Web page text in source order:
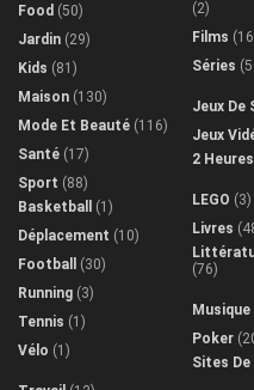
Food (50)
Jardin (29)
Kids (81)
Maison (130)
Mode Et Beauté (116)
Santé (17)
Sport (88)
Basketball
(1)
Déplacement (10)
Football
(30)
Running (3)
Tennis (1)
Vélo (1)
(2)
Films
Séries
Jeux De
Jeux
2
LEGO (3)
Livres
(76)
Musique
Poker
Sites